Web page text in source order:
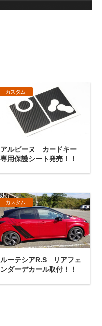
カスタム
アルピーヌ カードキー
専用保護シート発売！！
カスタム
ルーテシアR.S リアフェ
ンダーデカール取付！！